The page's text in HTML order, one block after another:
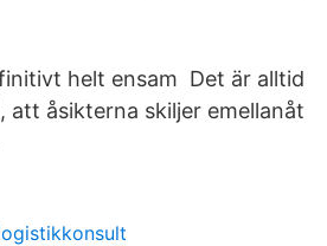
helt ensam Det är alltid
att åsikterna skiljer emellanåt